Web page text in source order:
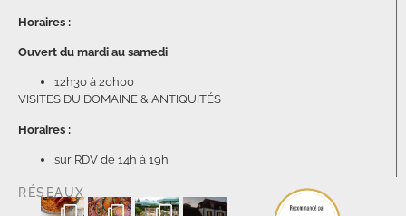
Horaires :
Ouvert du mardi au samedi
12h30 à 20h00
VISITES DU DOMAINE & ANTIQUITÉS
Horaires :
sur RDV de 14h à 19h
RÉSEAUX